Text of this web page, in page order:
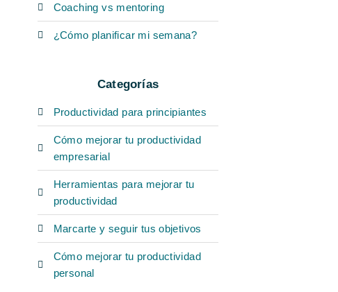
Coaching vs mentoring
¿Cómo planificar mi semana?
Categorías
Productividad para principiantes
Cómo mejorar tu productividad
empresarial
Herramientas para mejorar tu
productividad
Marcarte y seguir tus objetivos
Cómo mejorar tu productividad
personal